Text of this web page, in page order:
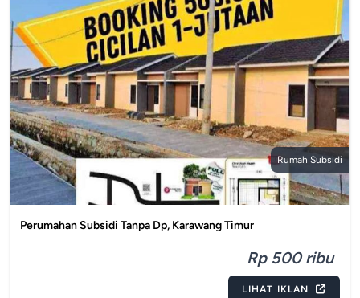
Rumah Subsidi
Perumahan Subsidi Tanpa Dp, Karawang Timur
Rp 500 ribu
LIHAT IKLAN